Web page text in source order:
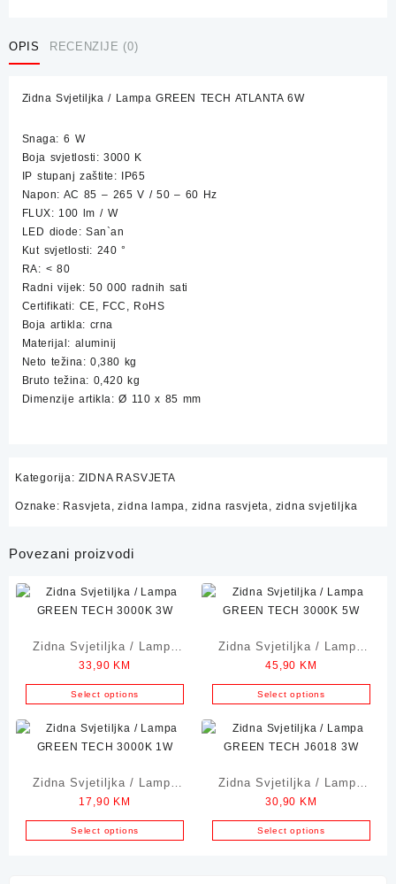
GREEN
6W
OPIS RECENZIJE (0)
Zidna Svjetiljka / Lampa GREEN TECH ATLANTA 6W
Snaga: 6 W
Boja svjetlosti: 3000 K
IP stupanj zaštite: IP65
Napon: AC 85 – 265 V / 50 – 60 Hz
FLUX: 100 lm / W
LED diode: San`an
Kut svjetlosti: 240 °
RA: < 80
Radni vijek: 50 000 radnih sati
Certifikati: CE, FCC, RoHS
Boja artikla: crna
Materijal: aluminij
Neto težina: 0,380 kg
Bruto težina: 0,420 kg
Dimenzije artikla: Ø 110 x 85 mm
Kategorija: ZIDNA RASVJETA
Oznake: Rasvjeta,zidna lampa, zidna rasvjeta, zidna svjetiljka
Povezani proizvodi
Zidna Svjetiljka / Lampa
GREEN TECH 3000K 3W
33,90 KM
Select options
Zidna Svjetiljka / Lampa
GREEN TECH 3000K 5W
45,90 KM
Select options
Zidna Svjetiljka / Lampa
GREEN TECH 3000K 1W
17,90 KM
Select options
Zidna Svjetiljka / Lampa
GREEN TECH J6018 3W
30,90 KM
Select options